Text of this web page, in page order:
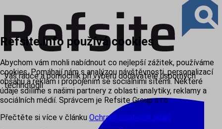
Váš rádce a pomocník při výběru dodavatele úsporných
technologií
Refsite.info používá cookies
Abychom vám mohli nabídnout co nejlepší zážitek, používáme
cookies. Pomáhají nám s analýzou návštěvnosti, personalizací
obsahu a reklam i propojením se sociálními sítěmi. Některé
údaje sdílíme s našimi partnery z oblasti analytiky, reklamy a
sociálních médií. Správcem je Refsite Group s.r.o.
Přečtěte si více v článku Ochrana osobních údajů.